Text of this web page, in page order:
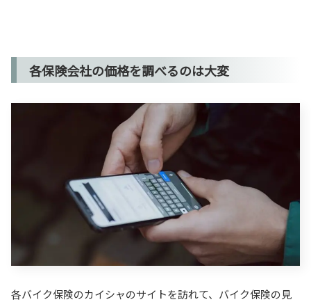
各保険会社の価格を調べるのは大変
各バイク保険のカイシャのサイトを訪れて、バイク保険の見